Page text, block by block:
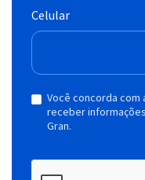
Celular
Você concorda
receber
Gran.